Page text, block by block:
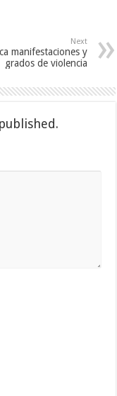
Next
manifestaciones y
grados de violencia